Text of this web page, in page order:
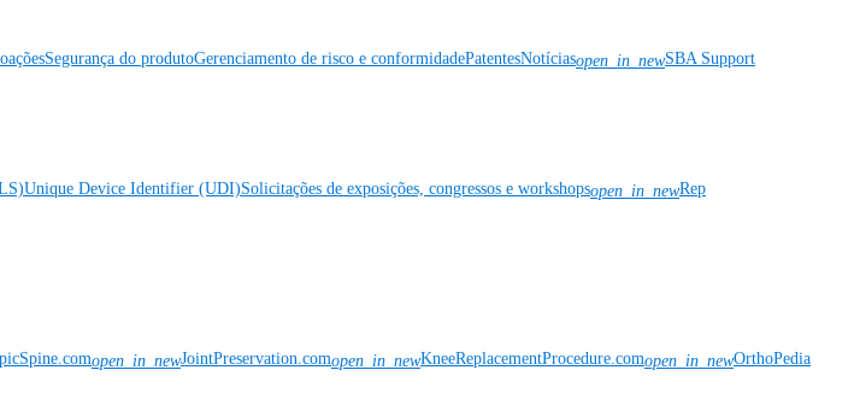
Segurança do produtoGerenciamento de risco e conformidadePatentesNotíciasopen_in_newSBA Support
Unique Device Identifier (UDI)Solicitações de exposições, congressos e workshopsopen_in_newRep
open_in_newJointPreservation.comopen_in_newKneeReplacementProcedure.comopen_in_newOrthoPedia